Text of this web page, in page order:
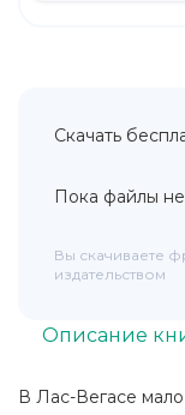
В Лас-Вегасе
Описание
Скачать
Пока файлы не
Вы скачиваете
издательством